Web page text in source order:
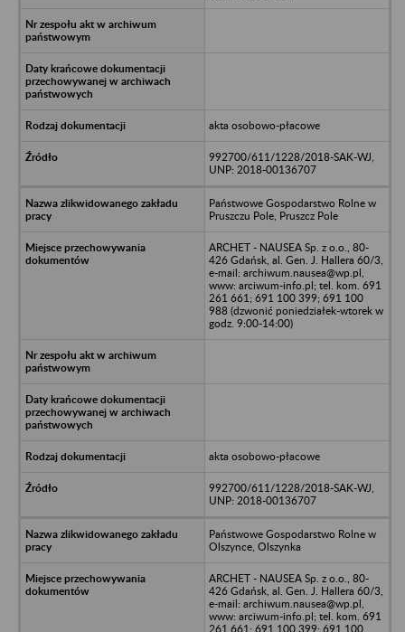
akta osobowo-płacowe
992700/611/1228/2018-SAK-WJ,
UNP: 2018-00136707
Państwowe Gospodarstwo Rolne w
Pruszczu Pole, Pruszcz Pole
ARCHET - NAUSEA Sp. z o.o., 80-
426 Gdańsk, al. Gen. J. Hallera 60/3,
e-mail: archiwum.nausea@wp.pl,
www: arciwum-info.pl; tel. kom. 691
261 661; 691 100 399; 691 100
988 (dzwonić poniedziałek-wtorek w
godz. 9:00-14:00)
akta osobowo-płacowe
992700/611/1228/2018-SAK-WJ,
UNP: 2018-00136707
Państwowe Gospodarstwo Rolne w
Olszynce, Olszynka
ARCHET - NAUSEA Sp. z o.o., 80-
426 Gdańsk, al. Gen. J. Hallera 60/3,
e-mail: archiwum.nausea@wp.pl,
www: arciwum-info.pl; tel. kom. 691
261 661; 691 100 399; 691 100